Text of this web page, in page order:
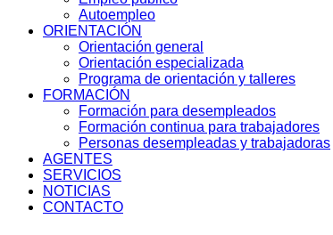
Autoempleo
ORIENTACIÓN
Orientación general
Orientación especializada
Programa de orientación y talleres
FORMACIÓN
Formación para desempleados
Formación continua para trabajadores
Personas desempleadas y trabajadoras
AGENTES
SERVICIOS
NOTICIAS
CONTACTO